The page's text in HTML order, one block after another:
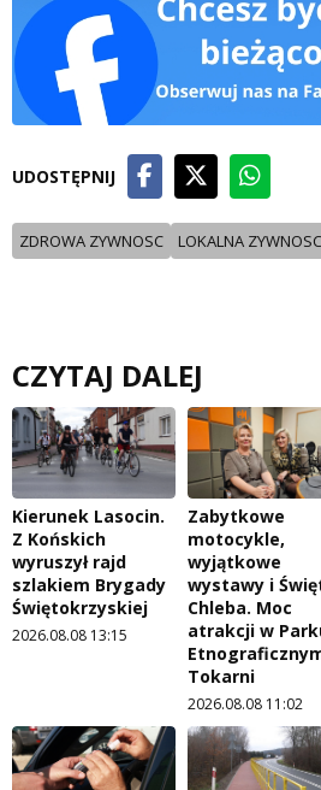
UDOSTĘPNIJ
ZDROWA ZYWNOSC LOKALNA ZYWNOSC
CZYTAJ DALEJ
Kierunek Lasocin.
Z Końskich
wyruszył rajd
szlakiem Brygady
Świętokrzyskiej
2026.08.08 13:15
Zabytkowe
motocykle,
wyjątkowe
wystawy i
Chleba. Moc
atrakcji w
Tokarni
2026.08.08 11:02